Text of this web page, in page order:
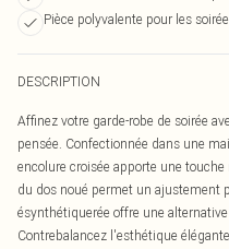
Pièce polyvalente pour les
DESCRIPTION
Affinez votre garde-robe de soirée
pensée. Confectionnée dans une
encolure croisée apporte une
du dos noué permet un ajustement
ésynthétiquerée offre une
Contrebalancez l'esthétique